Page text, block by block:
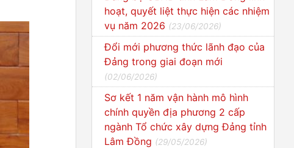
hoạt, quyết liệt thực hiện các nhiệm
vụ năm 2026 (23/06/2026)
Đổi mới phương thức lãnh đạo của
Đảng trong giai đoạn mới
(02/06/2026)
Sơ kết 1 năm vận hành mô hình
chính quyền địa phương 2 cấp
ngành Tổ chức xây dựng Đảng tỉnh
Lâm Đồng (29/05/2026)